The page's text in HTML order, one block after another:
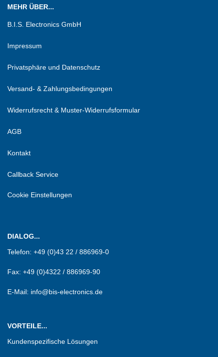
MEHR ÜBER...
B.I.S. Electronics GmbH
Impressum
Privatsphäre und Datenschutz
Versand- & Zahlungsbedingungen
Widerrufsrecht & Muster-Widerrufsformular
AGB
Kontakt
Callback Service
Cookie Einstellungen
DIALOG...
Telefon: +49 (0)43 22 / 886969-0
Fax: +49 (0)4322 / 886969-90
E-Mail: info@bis-electronics.de
VORTEILE...
Kundenspezifische Lösungen